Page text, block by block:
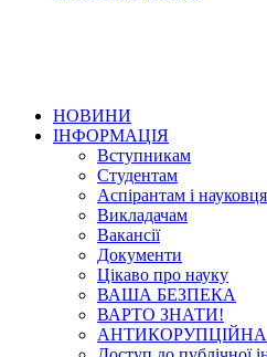
НОВИНИ
ІНФОРМАЦІЯ
Вступникам
Студентам
Аспірантам і
Викладачам
Вакансії
Документи
Цікаво про науку
ВАША БЕЗПЕКА
ВАРТО ЗНАТИ!
АНТИКОРУПЦІЙНА